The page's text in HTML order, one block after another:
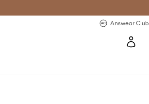
Answear Club